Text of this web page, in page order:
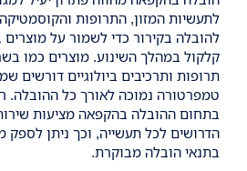
לתעשיות המזון, התרופות
להובלה בקירור כדי לשמור על מוצרים
קלקול במהלך השינוע. מוצרים כמו
תרופות ותרכיבים ביולוגיים דורשים
טמפרטורה נמוכה לאורך כל
בתחום ההובלה בהקפאה מציעות
הדרושים לכל תעשייה, וכך ניתן לספק
בתנאי הובלה מבוקרת.